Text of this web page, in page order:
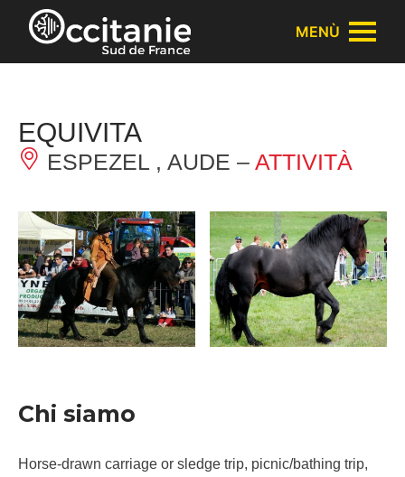
Pannello di gestione dei cookies
MENÙ
EQUIVITA
ESPEZEL , AUDE – ATTIVITÀ
Chi siamo
Horse-drawn carriage or sledge trip, picnic/bathing trip,